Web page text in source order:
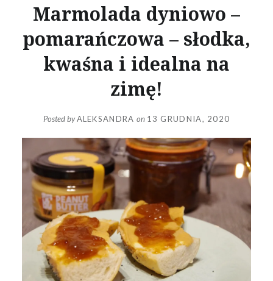
Marmolada dyniowo –
pomarańczowa – słodka,
kwaśna i idealna na
zimę!
Posted byALEKSANDRA on 13 GRUDNIA, 2020